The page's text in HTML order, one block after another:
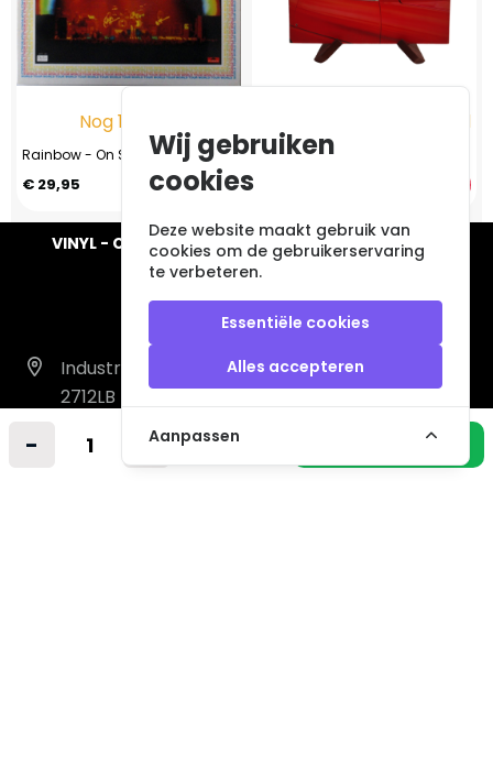
- + In winkelmandje
Nog 1 op voorraad
Rainbow - On Stage (LP 1977) NL
€ 29,95
Nog 1 op voorraad
Carpenters - Now & Then
VINYL - CD - AUDIO - FURNITURE - COLLECTABLES
Industrieweg 14 A
2712LB Zoetermeer
info@vintagemusicstore.nl
Wij gebruiken
cookies
Deze website maakt gebruik van
cookies om de gebruikerservaring
te verbeteren.
Essentiële cookies
Alles accepteren
Aanpassen